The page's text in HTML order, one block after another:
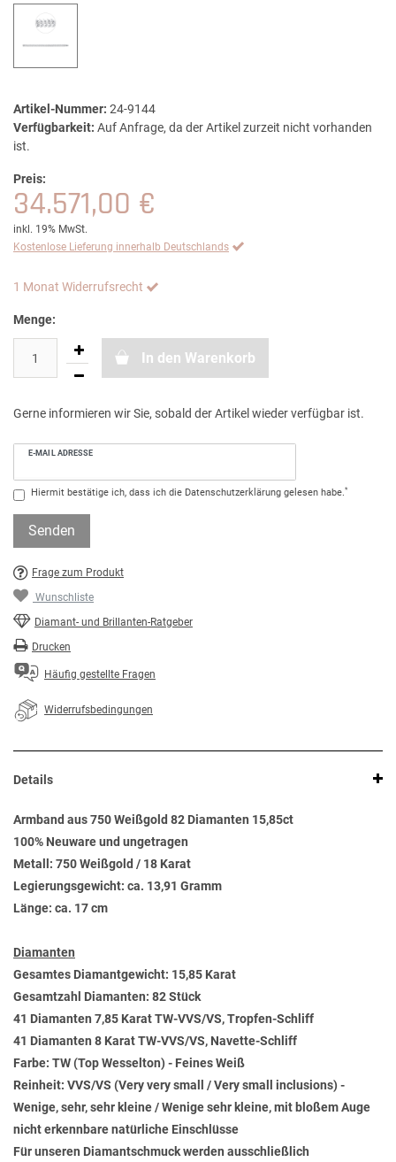
Artikel-Nummer: 24-9144
Verfügbarkeit: Auf Anfrage, da der Artikel zurzeit nicht vorhanden
ist.
Preis:
34.571,00 €
inkl. 19% MwSt.
Kostenlose Lieferung innerhalb Deutschlands
1 Monat Widerrufsrecht
Menge:
In den Warenkorb
Gerne informieren wir Sie, sobald der Artikel wieder verfügbar ist.
E-MAIL ADRESSE
Hiermit bestätige ich, dass ich die Daten­schutz­erklärung gelesen habe.*
Senden
Frage zum Produkt
Wunschliste
Diamant- und Brillanten-Ratgeber
Drucken
Häufig gestellte Fragen
Widerrufsbedingungen
Details
Armband aus 750 Weißgold 82 Diamanten 15,85ct
100% Neuware und ungetragen
Metall: 750 Weißgold / 18 Karat
Legierungsgewicht: ca. 13,91 Gramm
Länge: ca. 17 cm
Diamanten
Gesamtes Diamantgewicht: 15,85 Karat
Gesamtzahl Diamanten: 82 Stück
41 Diamanten 7,85 Karat TW-VVS/VS, Tropfen-Schliff
41 Diamanten 8 Karat TW-VVS/VS, Navette-Schliff
Farbe: TW (Top Wesselton) - Feines Weiß
Reinheit: VVS/VS (Very very small / Very small inclusions) -
Wenige, sehr, sehr kleine / Wenige sehr kleine, mit bloßem Auge
nicht erkennbare natürliche Einschlüsse
Für unseren Diamantschmuck werden ausschließlich